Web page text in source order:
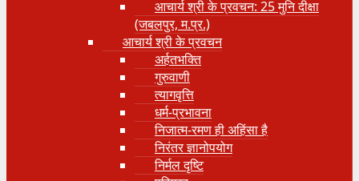
आचार्य श्री के प्रवचन: 25 मुनि दीक्षा
(जबलपुर, म.प्र.)
आचार्य श्री के प्रवचन
अर्हतभक्ति
गुरुवाणी
त्यागवृत्ति
धर्म-प्रभावना
निजात्म-रमण ही अहिंसा है
निरंतर ज्ञानोपयोग
निर्मल दृष्टि